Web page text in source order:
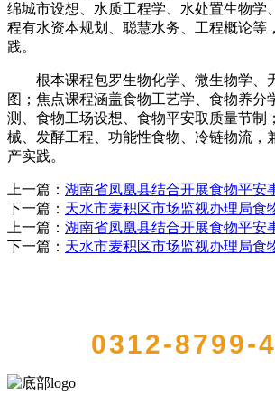
绵城市设想、水质工程学、水处置生物学
程有水资本规划、聪慧水务、工程概论等
践。
根本课程包罗生物化学、微生物学、
图；焦点课程涵盖食物工艺学、食物养分
测、食物工场设想、食物平安取质量节制
械、发酵工程、功能性食物、冷链物流，
产实践。
上一篇： 湖南省凤凰县结合开展食物平安
下一篇： 天水市麦积区市场监视办理局食
上一篇： 湖南省凤凰县结合开展食物平安
下一篇： 天水市麦积区市场监视办理局食
0312-8799-